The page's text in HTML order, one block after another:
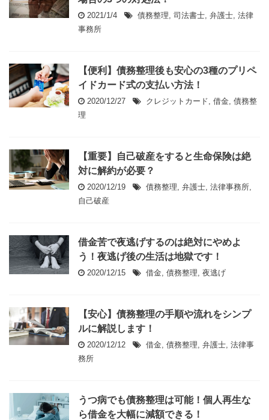
2021/1/4 債務整理, 司法書士, 弁護士, 法律
事務所
【便利】債務整理後も安心の3種のプリペ
イドカード式の支払い方法！
2020/12/27 クレジットカード, 借金, 債務整
理
【重要】自己破産をすると生命保険は絶
対に解約が必要？
2020/12/19 債務整理, 弁護士, 法律事務所,
自己破産
借金苦で夜逃げするのは絶対にやめよ
う！夜逃げ後の生活は地獄です！
2020/12/15 借金, 債務整理, 夜逃げ
【安心】債務整理の手順や流れをシンプ
ルに解説します！
2020/12/12 借金, 債務整理, 弁護士, 法律事
務所
うつ病でも債務整理は可能！個人再生な
ら借金を大幅に減額できる！